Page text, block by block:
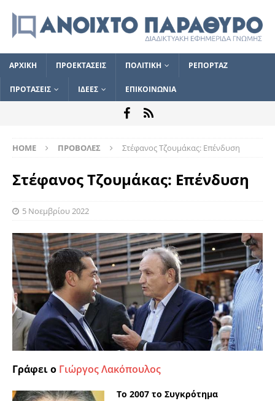
ΑΡΧΙΚΗ ΠΡΟΕΚΤΑΣΕΙΣ ΠΟΛΙΤΙΚΗ ΡΕΠΟΡΤΑΖ
ΠΡΟΤΑΣΕΙΣ ΙΔΕΕΣ ΕΠΙΚΟΙΝΩΝΙΑ
HOME ΠΡΟΒΟΛΕΣ Στέφανος Τζουμάκας: Επένδυση
Στέφανος Τζουμάκας: Επένδυση
5 Νοεμβρίου 2022
Γράφει ο Γιώργος Λακόπουλος
Το 2007 το Συγκρότημα